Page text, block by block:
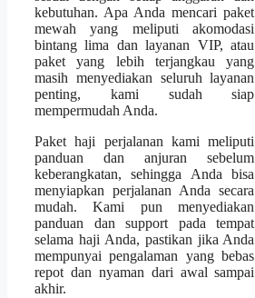
kebutuhan. Apa Anda mencari paket
mewah yang meliputi akomodasi
bintang lima dan layanan VIP, atau
paket yang lebih terjangkau yang
masih menyediakan seluruh layanan
penting, kami sudah siap
mempermudah Anda.
Paket haji perjalanan kami meliputi
panduan dan anjuran sebelum
keberangkatan, sehingga Anda bisa
menyiapkan perjalanan Anda secara
mudah. Kami pun menyediakan
panduan dan support pada tempat
selama haji Anda, pastikan jika Anda
mempunyai pengalaman yang bebas
repot dan nyaman dari awal sampai
akhir.